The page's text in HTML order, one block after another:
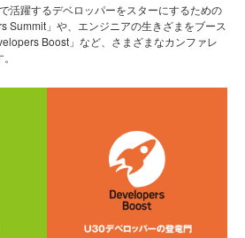
活躍するデベロッパーをスターにするための
Summit」や、エンジニアの生きざまをブース
Boost」など、さまざまなカンファレ